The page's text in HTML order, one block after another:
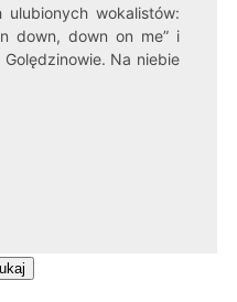
wokalistów:
down, down on me” i
Na niebie